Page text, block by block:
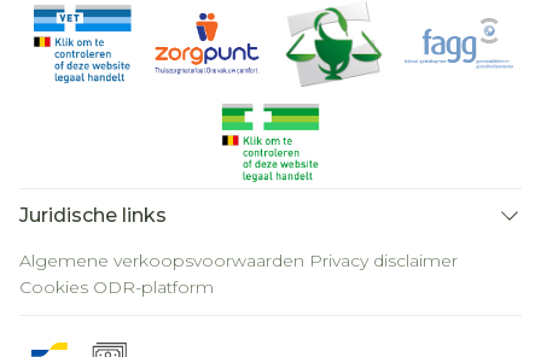
Juridische links
Algemene verkoopsvoorwaarden Privacy disclaimer
Cookies ODR-platform